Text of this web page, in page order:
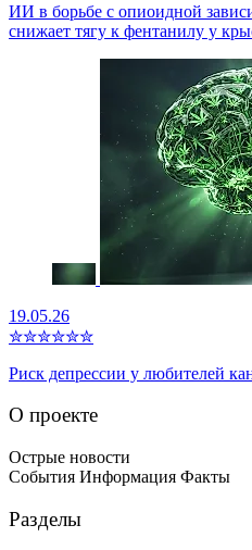
ИИ в борьбе с опиоидной
снижает тягу к фентанилу у
19.05.26
✮✮✮✮✮✮
Риск депрессии у любителей
О проекте
Острые новости
События Информация Факты
Разделы